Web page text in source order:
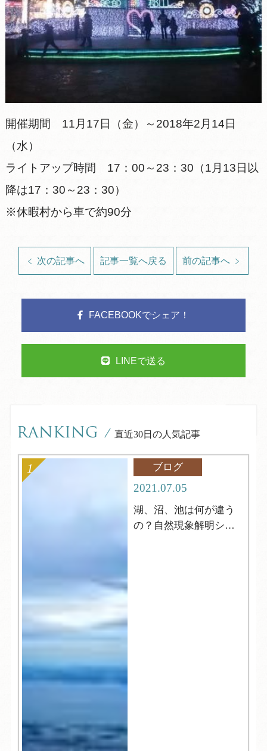
開催期間 11月17日（金）～2018年2月14日
（水）
ライトアップ時間 17：00～23：30（1月13日以
降は17：30～23：30）
※休暇村から車で約90分
次の記事へ 記事一覧へ戻る 前の記事へ
FACEBOOKでシェア！
LINEで送る
RANKING / 直近30日の人気記事
ブログ
2021.07.05
湖、沼、池は何が違う
の？自然現象解明シリ